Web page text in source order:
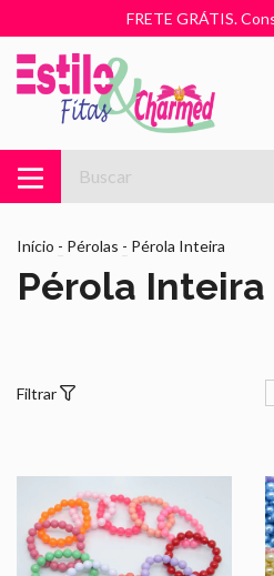
FRETE GRÁTIS.
Início - Pérolas - Pérola Inteira
Pérola Inteira
Filtrar